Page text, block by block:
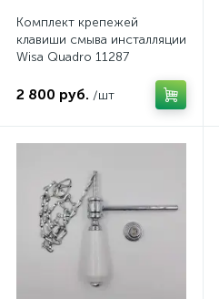
Комплект крепежей
клавиши смыва инсталляции
Wisa Quadro 11287
2 800 руб. /шт